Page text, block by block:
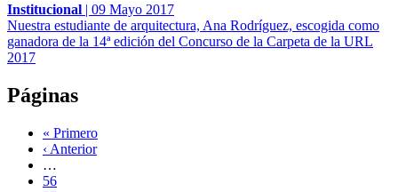
Institucional | 09 Mayo 2017
Nuestra estudiante de arquitectura, Ana Rodríguez, escogida como
ganadora de la 14ª edición del Concurso de la Carpeta de la URL
2017
Páginas
« Primero
‹ Anterior
…
56